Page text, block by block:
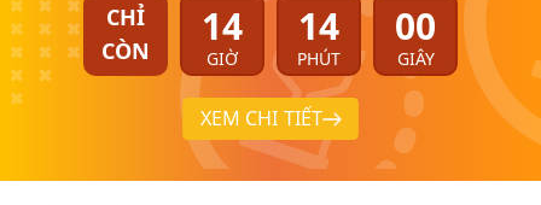
CHỈ
CÒN
14
GIỜ
14
PHÚT
00
GIÂY
XEM CHI TIẾT